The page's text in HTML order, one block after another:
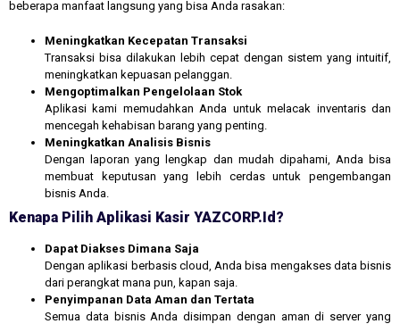
beberapa manfaat langsung yang bisa Anda rasakan:
Meningkatkan Kecepatan Transaksi
Transaksi bisa dilakukan lebih cepat dengan sistem yang intuitif,
meningkatkan kepuasan pelanggan.
Mengoptimalkan Pengelolaan Stok
Aplikasi kami memudahkan Anda untuk melacak inventaris dan
mencegah kehabisan barang yang penting.
Meningkatkan Analisis Bisnis
Dengan laporan yang lengkap dan mudah dipahami, Anda bisa
membuat keputusan yang lebih cerdas untuk pengembangan
bisnis Anda.
Kenapa Pilih Aplikasi Kasir YAZCORP.id?
Dapat Diakses Dimana Saja
Dengan aplikasi berbasis cloud, Anda bisa mengakses data bisnis
dari perangkat mana pun, kapan saja.
Penyimpanan Data Aman dan Tertata
Semua data bisnis Anda disimpan dengan aman di server yang